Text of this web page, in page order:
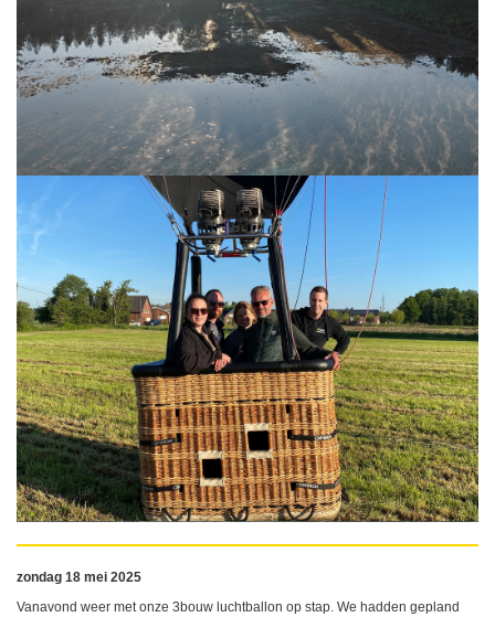
zondag 18 mei 2025
Vanavond weer met onze 3bouw luchtballon op stap. We hadden gepland